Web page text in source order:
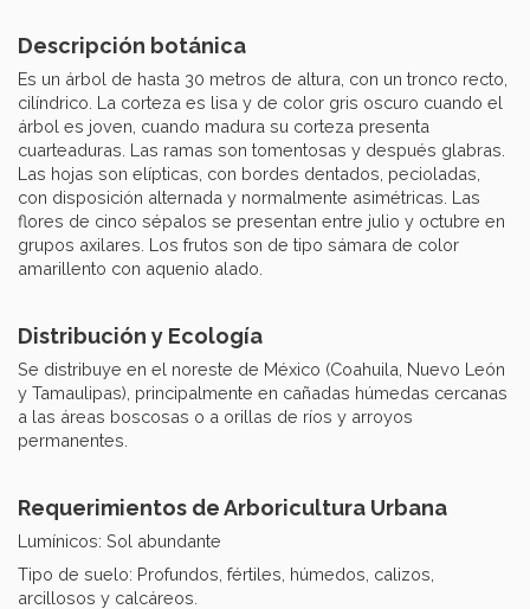
Descripción botánica
Es un árbol de hasta 30 metros de altura, con un tronco recto,
cilíndrico. La corteza es lisa y de color gris oscuro cuando el
árbol es joven, cuando madura su corteza presenta
cuarteaduras. Las ramas son tomentosas y después glabras.
Las hojas son elípticas, con bordes dentados, pecioladas,
con disposición alternada y normalmente asimétricas. Las
flores de cinco sépalos se presentan entre julio y octubre en
grupos axilares. Los frutos son de tipo sámara de color
amarillento con aquenio alado.
Distribución y Ecología
Se distribuye en el noreste de México (Coahuila, Nuevo León
y Tamaulipas), principalmente en cañadas húmedas cercanas
a las áreas boscosas o a orillas de ríos y arroyos
permanentes.
Requerimientos de Arboricultura Urbana
Lumínicos: Sol abundante
Tipo de suelo: Profundos, fértiles, húmedos, calizos,
arcillosos y calcáreos.